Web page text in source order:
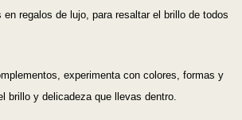
en regalos de lujo, para resaltar el brillo de todos
experimenta con colores, formas y
brillo y delicadeza que llevas dentro.